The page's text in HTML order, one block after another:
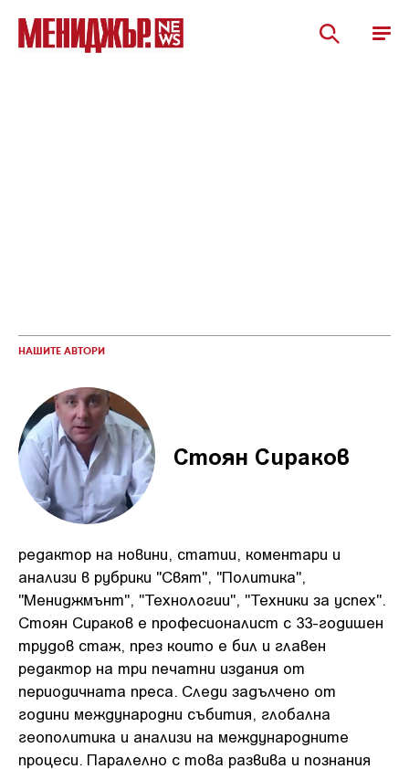
НАШИТЕ АВТОРИ
Стоян Сираков
редактор на новини, статии, коментари и
анализи в рубрики "Свят", "Политика",
"Мениджмънт", "Технологии", "Техники за успех".
Стоян Сираков е професионалист с 33-годишен
трудов стаж, през които е бил и главен
редактор на три печатни издания от
периодичната преса. Следи задълчено от
години международни събития, глобална
геополитика и анализи на международните
процеси. Паралелно с това развива и познания